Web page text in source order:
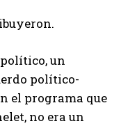
un
político-
el programa que
no era un